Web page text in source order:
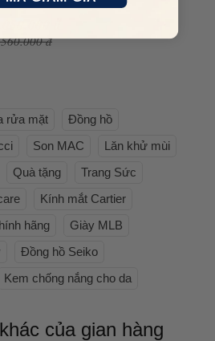
đ
rửa mặt
Đồng hồ
Son MAC
Lăn khử mùi
Quà tặng
Trang Sức
Kính mắt Cartier
hãng
Giày MLB
Đồng hồ Seiko
Kem chống nắng cho da
của gian hàng